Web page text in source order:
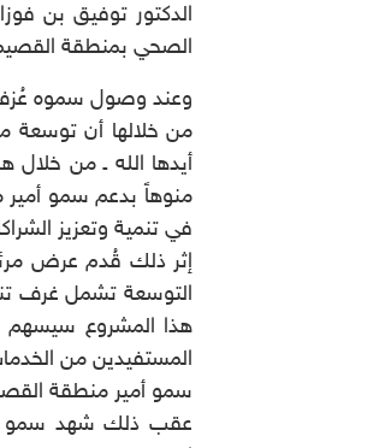
الدكتور توفيق بن
الصحي بمنطقة القصيم
وعند وصول سموه عُزف
من خلالها أن توسعة
أيدها الله ـ من
منوهاً بدعم سمو أمير
في تنمية وتعزيز
إثر ذلك قُدم عرض
المستفيدين من
سمو أمير منطقة
عقب ذلك شهد سمو